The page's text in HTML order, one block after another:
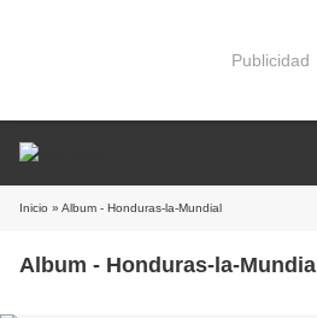
Publicidad
Inicio » Album - Honduras-la-Mundial
Album - Honduras-la-Mundial